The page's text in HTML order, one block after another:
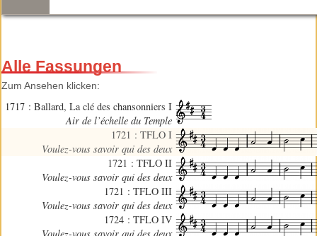
Alle Fassungen
Zum Ansehen klicken:
1717 : Ballard, La clé des chansonniers I
Air de l’échelle du Temple
1721 : TFLO I
Voulez-vous savoir qui des deux
1721 : TFLO II
Voulez-vous savoir qui des deux
1721 : TFLO III
Voulez-vous savoir qui des deux
1724 : TFLO IV